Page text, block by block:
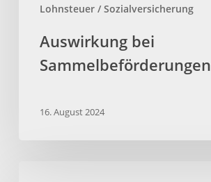
Lohnsteuer / Sozialversicherung
Auswirkung bei
Sammelbeförderungen
16. August 2024